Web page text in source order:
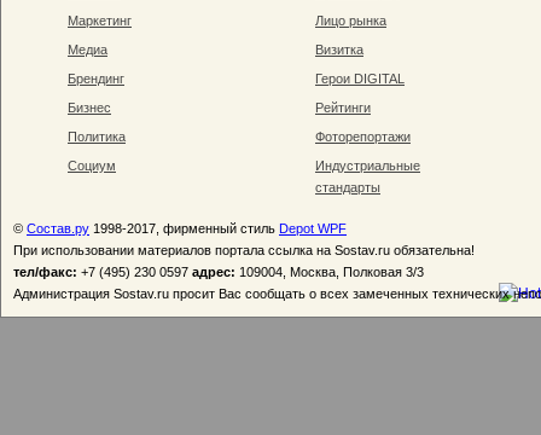
Маркетинг
Медиа
Брендинг
Бизнес
Политика
Социум
Лицо рынка
Визитка
Герои DIGITAL
Рейтинги
Фоторепортажи
Индустриальные
стандарты
© Состав.ру 1998-2017, фирменный стиль Depot WPF
При использовании материалов портала ссылка на Sostav.ru обязательна!
тел/факс: +7 (495) 230 0597 адрес: 109004, Москва, Полковая 3/3
Администрация Sostav.ru просит Вас сообщать о всех замеченных технических